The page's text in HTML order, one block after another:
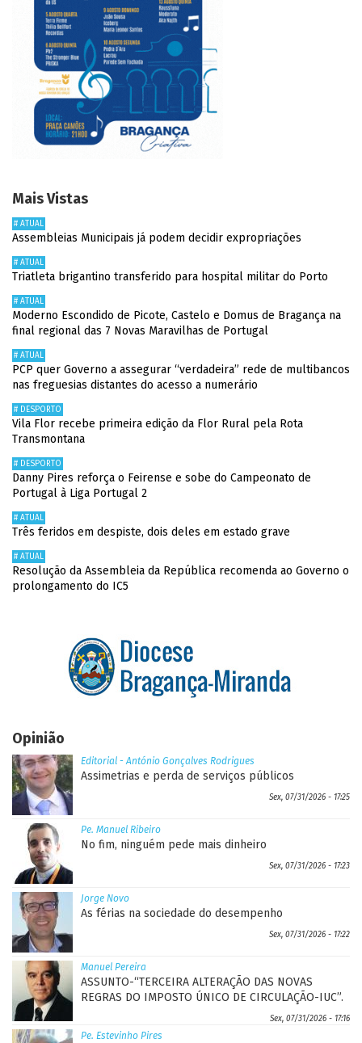
Mais Vistas
# ATUAL
Assembleias Municipais já podem decidir expropriações
# ATUAL
Triatleta brigantino transferido para hospital militar do Porto
# ATUAL
Moderno Escondido de Picote, Castelo e Domus de Bragança na
final regional das 7 Novas Maravilhas de Portugal
# ATUAL
PCP quer Governo a assegurar “verdadeira” rede de multibancos
nas freguesias distantes do acesso a numerário
# DESPORTO
Vila Flor recebe primeira edição da Flor Rural pela Rota
Transmontana
# DESPORTO
Danny Pires reforça o Feirense e sobe do Campeonato de
Portugal à Liga Portugal 2
# ATUAL
Três feridos em despiste, dois deles em estado grave
# ATUAL
Resolução da Assembleia da República recomenda ao Governo o
prolongamento do IC5
Opinião
Editorial - António Gonçalves Rodrigues
Assimetrias e perda de serviços públicos
Sex, 07/31/2026 - 17:25
Pe. Manuel Ribeiro
No fim, ninguém pede mais dinheiro
Sex, 07/31/2026 - 17:23
Jorge Novo
As férias na sociedade do desempenho
Sex, 07/31/2026 - 17:22
Manuel Pereira
ASSUNTO-“TERCEIRA ALTERAÇÃO DAS NOVAS
REGRAS DO IMPOSTO ÚNICO DE CIRCULAÇÃO-IUC”.
Sex, 07/31/2026 - 17:16
Pe. Estevinho Pires